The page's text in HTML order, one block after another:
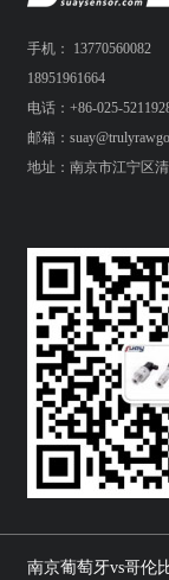
手机： 13770560082
18951961664
电话：+86-025-
邮箱：
地址：南京市江宁区
南京葡萄牙vs哥伦